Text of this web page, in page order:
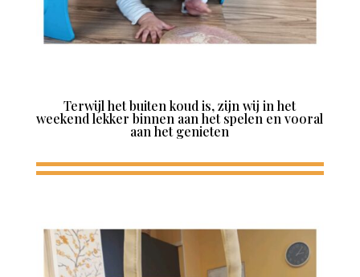
Terwijl het buiten koud is, zijn wij in het
weekend lekker binnen aan het spelen en vooral
aan het genieten